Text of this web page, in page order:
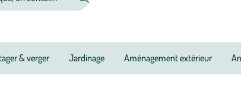
& verger Jardinage Aménagement extérieur